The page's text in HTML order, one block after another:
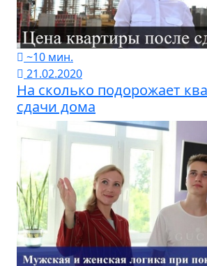
~10 мин.
21.02.2020
На сколько подорожает
сдачи дома